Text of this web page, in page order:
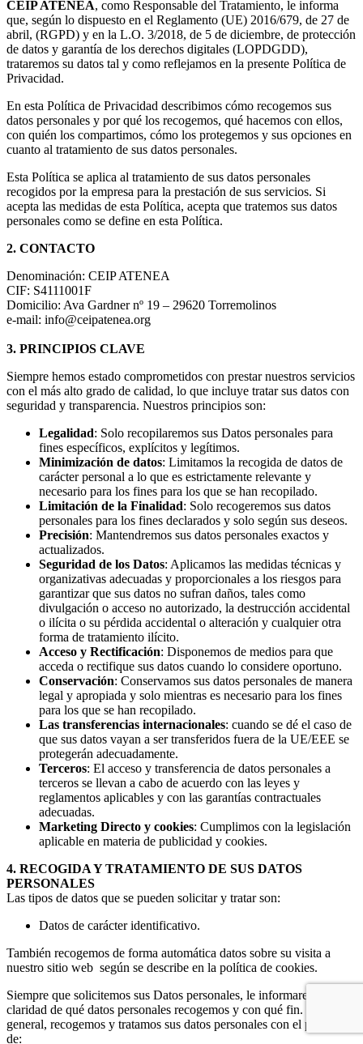
CEIP ATENEA, como Responsable del Tratamiento, le informa
que, según lo dispuesto en el Reglamento (UE) 2016/679, de 27 de
abril, (RGPD) y en la L.O. 3/2018, de 5 de diciembre, de protección
de datos y garantía de los derechos digitales (LOPDGDD),
trataremos su datos tal y como reflejamos en la presente Política de
Privacidad.
En esta Política de Privacidad describimos cómo recogemos sus
datos personales y por qué los recogemos, qué hacemos con ellos,
con quién los compartimos, cómo los protegemos y sus opciones en
cuanto al tratamiento de sus datos personales.
Esta Política se aplica al tratamiento de sus datos personales
recogidos por la empresa para la prestación de sus servicios. Si
acepta las medidas de esta Política, acepta que tratemos sus datos
personales como se define en esta Política.
2. CONTACTO
Denominación: CEIP ATENEA
CIF: S4111001F
Domicilio: Ava Gardner nº 19 – 29620 Torremolinos
e-mail: info@ceipatenea.org
3. PRINCIPIOS CLAVE
Siempre hemos estado comprometidos con prestar nuestros servicios
con el más alto grado de calidad, lo que incluye tratar sus datos con
seguridad y transparencia. Nuestros principios son:
Legalidad: Solo recopilaremos sus Datos personales para
fines específicos, explícitos y legítimos.
Minimización de datos: Limitamos la recogida de datos de
carácter personal a lo que es estrictamente relevante y
necesario para los fines para los que se han recopilado.
Limitación de la Finalidad: Solo recogeremos sus datos
personales para los fines declarados y solo según sus deseos.
Precisión: Mantendremos sus datos personales exactos y
actualizados.
Seguridad de los Datos: Aplicamos las medidas técnicas y
organizativas adecuadas y proporcionales a los riesgos para
garantizar que sus datos no sufran daños, tales como
divulgación o acceso no autorizado, la destrucción accidental
o ilícita o su pérdida accidental o alteración y cualquier otra
forma de tratamiento ilícito.
Acceso y Rectificación: Disponemos de medios para que
acceda o rectifique sus datos cuando lo considere oportuno.
Conservación: Conservamos sus datos personales de manera
legal y apropiada y solo mientras es necesario para los fines
para los que se han recopilado.
Las transferencias internacionales: cuando se dé el caso de
que sus datos vayan a ser transferidos fuera de la UE/EEE se
protegerán adecuadamente.
Terceros: El acceso y transferencia de datos personales a
terceros se llevan a cabo de acuerdo con las leyes y
reglamentos aplicables y con las garantías contractuales
adecuadas.
Marketing Directo y cookies: Cumplimos con la legislación
aplicable en materia de publicidad y cookies.
4. RECOGIDA Y TRATAMIENTO DE SUS DATOS
PERSONALES
Las tipos de datos que se pueden solicitar y tratar son:
Datos de carácter identificativo.
También recogemos de forma automática datos sobre su visita a
nuestro sitio web según se describe en la política de cookies.
Siempre que solicitemos sus Datos personales, le informaremos con
claridad de qué datos personales recogemos y con qué fin. En
general, recogemos y tratamos sus datos personales con el propósito
de: